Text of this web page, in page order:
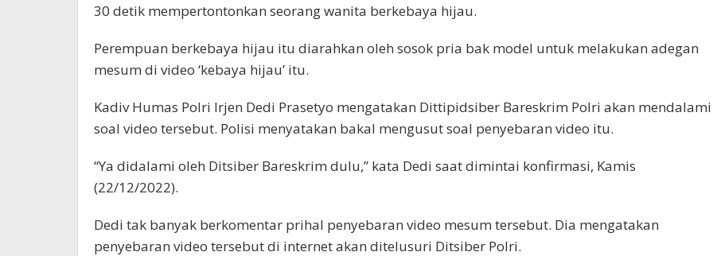
30 detik mempertontonkan seorang wanita berkebaya hijau.
Perempuan berkebaya hijau itu diarahkan oleh sosok pria bak model untuk melakukan adegan
mesum di video ‘kebaya hijau’ itu.
Kadiv Humas Polri Irjen Dedi Prasetyo mengatakan Dittipidsiber Bareskrim Polri akan mendalami
soal video tersebut. Polisi menyatakan bakal mengusut soal penyebaran video itu.
“Ya didalami oleh Ditsiber Bareskrim dulu,” kata Dedi saat dimintai konfirmasi, Kamis
(22/12/2022).
Dedi tak banyak berkomentar prihal penyebaran video mesum tersebut. Dia mengatakan
penyebaran video tersebut di internet akan ditelusuri Ditsiber Polri.